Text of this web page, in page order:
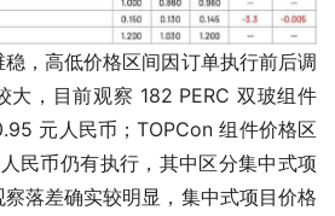
，高低价格区间因订单执行前后调
大，目前观察 182 PERC 双玻组件
元人民币；TOPCon 组件价格区
民币仍有执行，其中区分集中式项
落差确实较明显，集中式项目价格